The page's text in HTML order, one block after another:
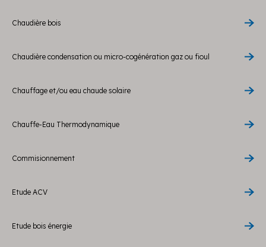
Chaudière bois
Chaudière condensation ou micro-cogénération gaz ou fioul
Chauffage et/ou eau chaude solaire
Chauffe-Eau Thermodynamique
Commisionnement
Etude ACV
Etude bois énergie